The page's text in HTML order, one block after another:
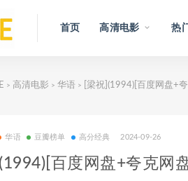
首页 高清电影 热
> 高清电影 > 华语 > [梁祝](1994)[百度网盘+
华语 豆瓣榜单 高分经典 2024-09-26
百度网盘+夸克